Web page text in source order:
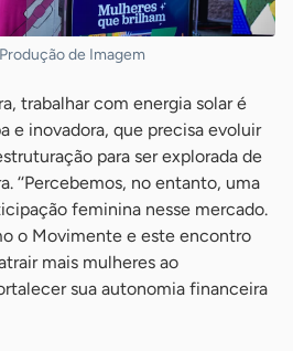
de Imagem
trabalhar com energia solar é
e inovadora, que precisa evoluir
para ser explorada de
‘‘Percebemos, no entanto, uma
feminina nesse mercado.
o Movimente e este encontro
mais mulheres ao
sua autonomia financeira